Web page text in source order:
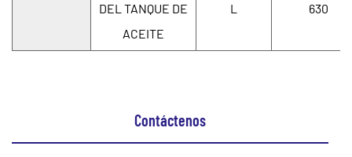
DEL TANQUE DE
ACEITE
L 630
Contáctenos